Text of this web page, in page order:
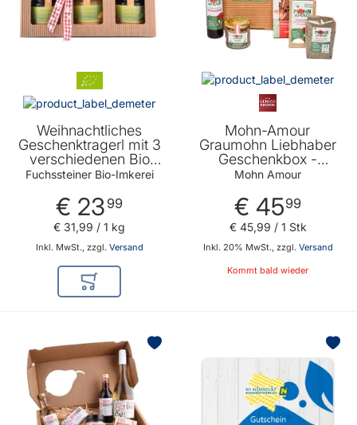
Weihnachtliches
Geschenktragerl mit 3
verschiedenen Bio
Honigen 3 x 250g -
Honigliebhaber von
Fuchssteiner Bio
Imkerei
Fuchssteiner Bio-Imkerei
€ 23 99
Inkl. MwSt., zzgl. Versand
€ 31,99 / 1 kg
In den Warenkorb
Mohn-Amour
Graumohn Liebhaber
Geschenkbox -
Geschenkidee für
Mohn Amour
Mohn Amour
€ 4599
Inkl. 20% MwSt., zzgl. Versand
€ 45,99 / 1 Stk
Kommt bald wieder